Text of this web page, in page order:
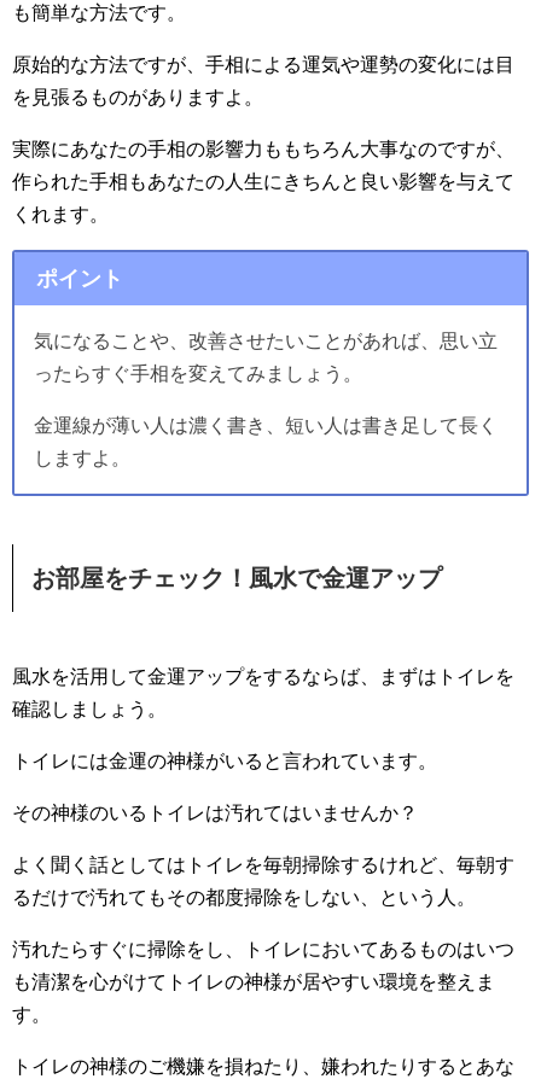
も簡単な方法です。
原始的な方法ですが、手相による運気や運勢の変化には目
を見張るものがありますよ。
実際にあなたの手相の影響力ももちろん大事なのですが、
作られた手相もあなたの人生にきちんと良い影響を与えて
くれます。
ポイント
気になることや、改善させたいことがあれば、思い立
ったらすぐ手相を変えてみましょう。
金運線が薄い人は濃く書き、短い人は書き足して長く
しますよ。
お部屋をチェック！風水で金運アップ
風水を活用して金運アップをするならば、まずはトイレを
確認しましょう。
トイレには金運の神様がいると言われています。
その神様のいるトイレは汚れてはいませんか？
よく聞く話としてはトイレを毎朝掃除するけれど、毎朝す
るだけで汚れてもその都度掃除をしない、という人。
汚れたらすぐに掃除をし、トイレにおいてあるものはいつ
も清潔を心がけてトイレの神様が居やすい環境を整えま
す。
トイレの神様のご機嫌を損ねたり、嫌われたりするとあな